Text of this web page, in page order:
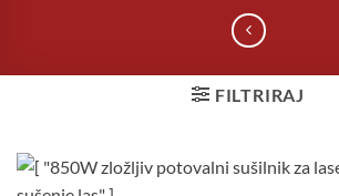
FILTRIRAJ